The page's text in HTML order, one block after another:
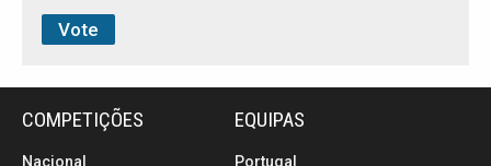
COMPETIÇÕES
Nacional
EQUIPAS
Portugal